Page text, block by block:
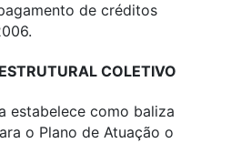
de créditos
COLETIVO
estabelece como baliza
o Plano de Atuação o